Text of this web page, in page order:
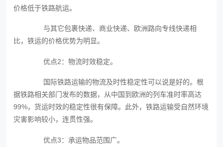
价格低于铁路航运。
与其它包裹快递、商业快递、欧洲路向专线快递相
比，铁运的价格优势为明显。
优点2：物流时效稳定。
国际铁路运输的物流及时性稳定性可以说是好的。根
据铁路相关部门发布的数据，从中国到欧洲的列车准时率高达
99%，货运时效的稳定性很有保障。此外，铁路运输受自然环境
灾害影响较小，连贯性强。
优点3：承运物品范围广。